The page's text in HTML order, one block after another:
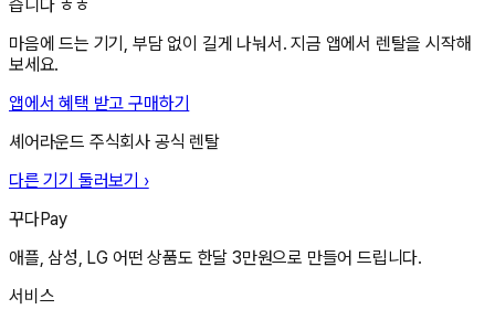
습니다 ㅎㅎ
마음에 드는 기기, 부담 없이 길게 나눠서. 지금 앱에서 렌탈을 시작해
보세요.
앱에서 혜택 받고 구매하기
셰어라운드 주식회사 공식 렌탈
다른 기기 둘러보기 ›
꾸다Pay
애플, 삼성, LG 어떤 상품도 한달 3만원으로 만들어 드립니다.
서비스